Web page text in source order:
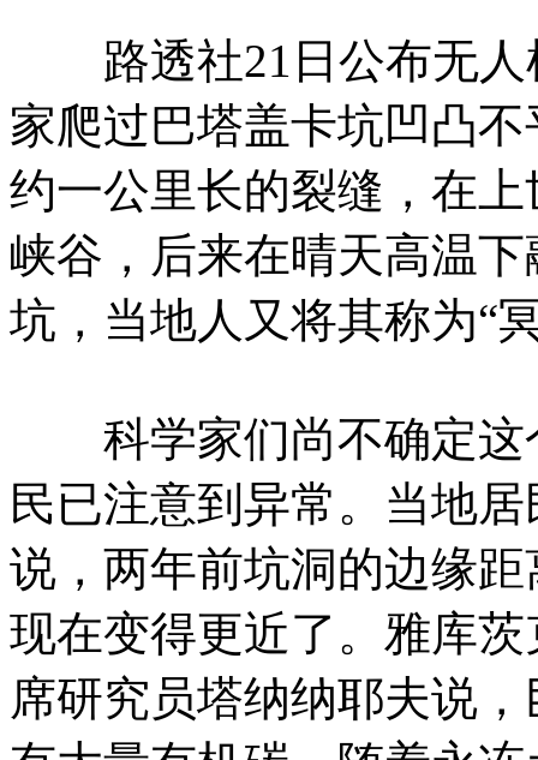
路透社21日公布无人
家爬过巴塔盖卡坑凹凸
约一公里长的裂缝，在
峡谷，后来在晴天高温
坑，当地人又将其称为“
科学家们尚不确定这
民已注意到异常。当地
说，两年前坑洞的边缘
现在变得更近了。雅库
席研究员塔纳纳耶夫说